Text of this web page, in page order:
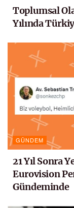
Toplumsal
Yılında
GÜNDEM
21 Yıl Sonra
Eurovision
Gündeminde